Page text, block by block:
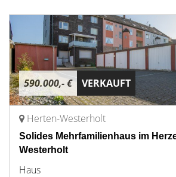
590.000,- € VERKAUFT
Herten-Westerholt
Solides Mehrfamilienhaus im
Westerholt
Haus